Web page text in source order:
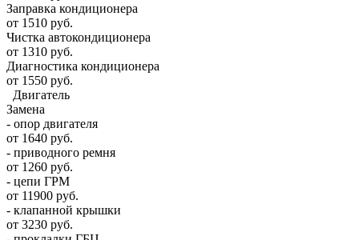
Заправка кондиционера
от 1510 руб.
Чистка автокондиционера
от 1310 руб.
Диагностика кондиционера
от 1550 руб.
Двигатель
Замена
- опор двигателя
от 1640 руб.
- приводного ремня
от 1260 руб.
- цепи ГРМ
от 11900 руб.
- клапанной крышки
от 3230 руб.